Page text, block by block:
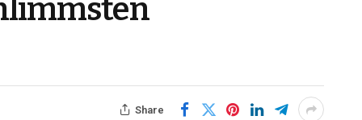
Share